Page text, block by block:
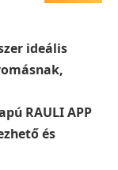
ideális
RAULI APP
és